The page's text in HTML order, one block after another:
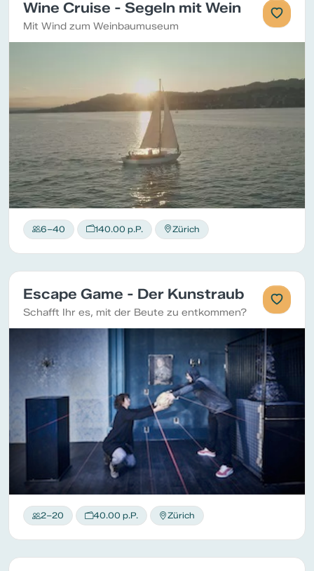
Wine Cruise - Segeln mit Wein
Mit Wind zum Weinbaumuseum
6–40 140.00 p.P. Zürich
Escape Game - Der Kunstraub
Schafft Ihr es, mit der Beute zu entkommen?
2–20 40.00 p.P. Zürich